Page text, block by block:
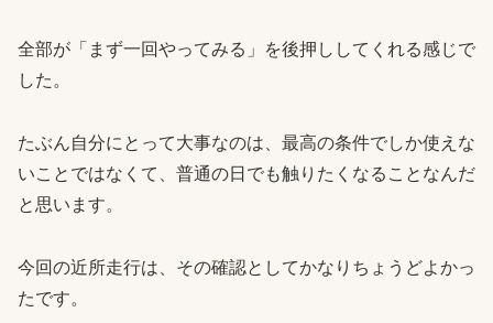
全部が「まず一回やってみる」を後押ししてくれる感じで
した。
たぶん自分にとって大事なのは、最高の条件でしか使えな
いことではなくて、普通の日でも触りたくなることなんだ
と思います。
今回の近所走行は、その確認としてかなりちょうどよかっ
たです。